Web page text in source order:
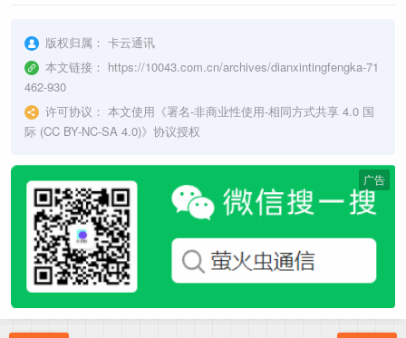
版权归属： 卡云通讯
本文链接： https://10043.com.cn/archives/dianxintingfengka-71
462-930
许可协议： 本文使用《署名-非商业性使用-相同方式共享 4.0 国
际 (CC BY-NC-SA 4.0)》协议授权
广告